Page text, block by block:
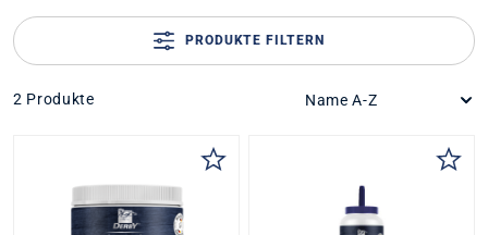
PRODUKTE FILTERN
2 Produkte